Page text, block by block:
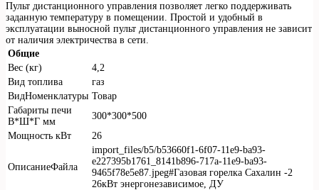
Пульт дистанционного управления позволяет легко поддерживать
заданную температуру в помещении. Простой и удобный в
эксплуатации выносной пульт дистанционного управления не зависит
от наличия электричества в сети.
Общие
Вес (кг)
4,2
Вид топлива
газ
ВидНоменклатуры Товар
Габариты печи
В*Ш*Г мм
300*300*500
Мощность кВт
26
ОписаниеФайла
import_files/b5/b53660f1-6f07-11e9-ba93-
e227395b1761_8141b896-717a-11e9-ba93-
9465f78e5e87.jpeg#Газовая горелка Сахалин -2
26кВт энергонезависимое, ДУ